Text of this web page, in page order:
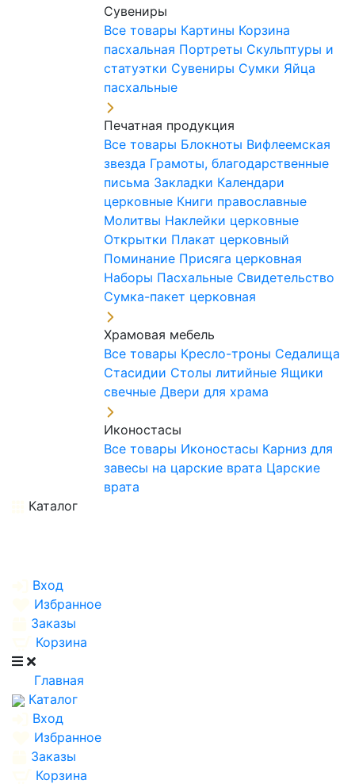
Сувениры
Все товары Картины Корзина
пасхальная Портреты Скульптуры и
статуэтки Сувениры Сумки Яйца
пасхальные
Печатная продукция
Все товары Блокноты Вифлеемская
звезда Грамоты, благодарственные
письма Закладки Календари
церковные Книги православные
Молитвы Наклейки церковные
Открытки Плакат церковный
Поминание Присяга церковная
Наборы Пасхальные Свидетельство
Сумка-пакет церковная
Храмовая мебель
Все товары Кресло-троны Седалища
Стасидии Столы литийные Ящики
свечные Двери для храма
Иконостасы
Все товары Иконостасы Карниз для
завесы на царские врата Царские
врата
Каталог
Вход
Избранное
Заказы
Корзина
Главная
Каталог
Вход
Избранное
Заказы
Корзина